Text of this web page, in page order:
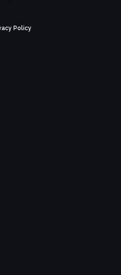
Policy